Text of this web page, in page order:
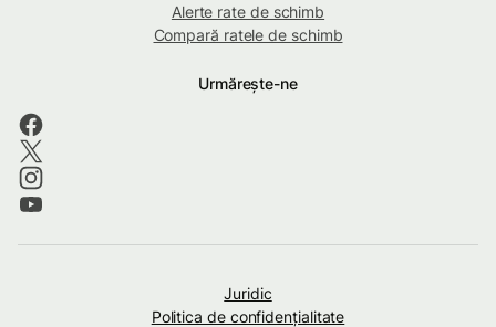
Alerte rate de schimb
Compară ratele de schimb
Urmărește-ne
Juridic
Politica de confidenţialitate